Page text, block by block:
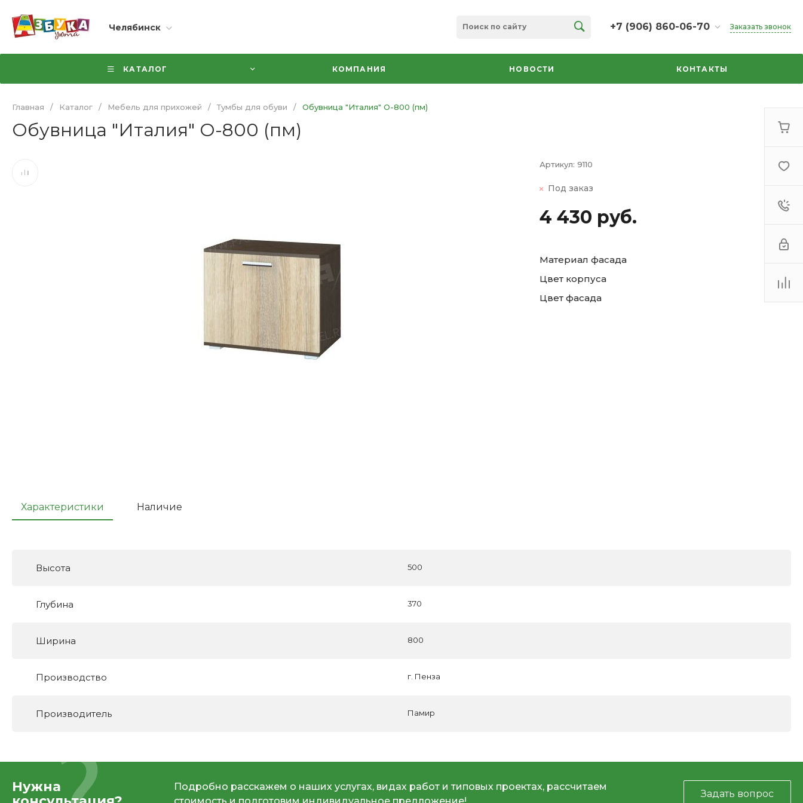
Челябинск +7 (906) 860-06-70
+7 (906) 860-06-70
г. Челябинск, ТК Кольцо,
секция 35
Заказать звонок
КАТАЛОГ КОМПАНИЯ НОВОСТИ КОНТАКТЫ
Главная / Каталог / Мебель для прихожей / Тумбы для обуви / Обувница "Италия" О-800 (пм)
Обувница "Италия" О-800 (пм)
Артикул: 9110
Под заказ
4 430 руб.
Материал фасада
Цвет корпуса
Цвет фасада
Характеристики Наличие
Высота 500
Глубина 370
Ширина 800
Производство г. Пенза
Производитель Памир
Нужна
Подробно расскажем о наших услугах, видах работ и типовых проектах, рассчитаем
Задать вопрос